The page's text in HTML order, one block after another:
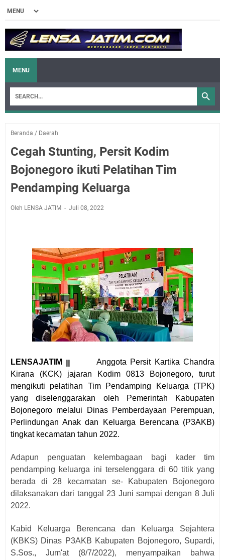
MENU
Beranda / Daerah
Cegah Stunting, Persit Kodim
Bojonegoro ikuti Pelatihan Tim
Pendamping Keluarga
Oleh LENSA JATIM Juli 08, 2022
LENSAJATIM ꞁꞁ
Anggota Persit Kartika Chandra
Kirana (KCK) jajaran Kodim 0813 Bojonegoro, turut
mengikuti pelatihan Tim Pendamping Keluarga (TPK)
yang diselenggarakan oleh Pemerintah Kabupaten
Bojonegoro melalui Dinas Pemberdayaan Perempuan,
Perlindungan Anak dan Keluarga Berencana (P3AKB)
tingkat kecamatan tahun 2022.
Adapun penguatan kelembagaan bagi kader tim
pendamping keluarga ini terselenggara di 60 titik yang
berada di 28 kecamatan se- Kabupaten Bojonegoro
dilaksanakan dari tanggal 23 Juni sampai dengan 8 Juli
2022.
Kabid Keluarga Berencana dan Keluarga Sejahtera
(KBKS) Dinas P3AKB Kabupaten Bojonegoro, Supardi,
S.Sos., Jum'at (8/7/2022), menyampaikan bahwa